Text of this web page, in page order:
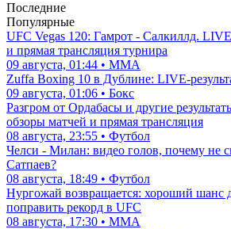
Последние
Популярные
UFC Vegas 120: Гамрот - Салкиллд.
и прямая трансляция турнира
09 августа, 01:44 • ММА
Zuffa Boxing 10 в Дублине: LIVE-
09 августа, 01:06 • Бокс
Разгром от Ордабасы и другие
обзоры матчей и прямая трансляция
08 августа, 23:55 • Футбол
Челси - Милан: видео голов, почему не
Сатпаев?
08 августа, 18:49 • Футбол
Нургожай возвращается: хороший шанс
поправить рекорд в UFC
08 августа, 17:30 • ММА